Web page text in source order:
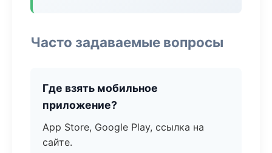
Часто задаваемые вопросы
Где взять мобильное
приложение?
App Store, Google Play, ссылка на
сайте.